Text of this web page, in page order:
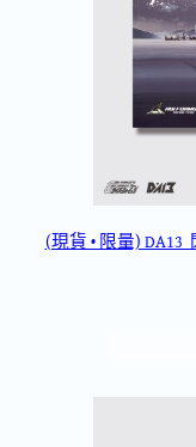
(現貨 • 限量)